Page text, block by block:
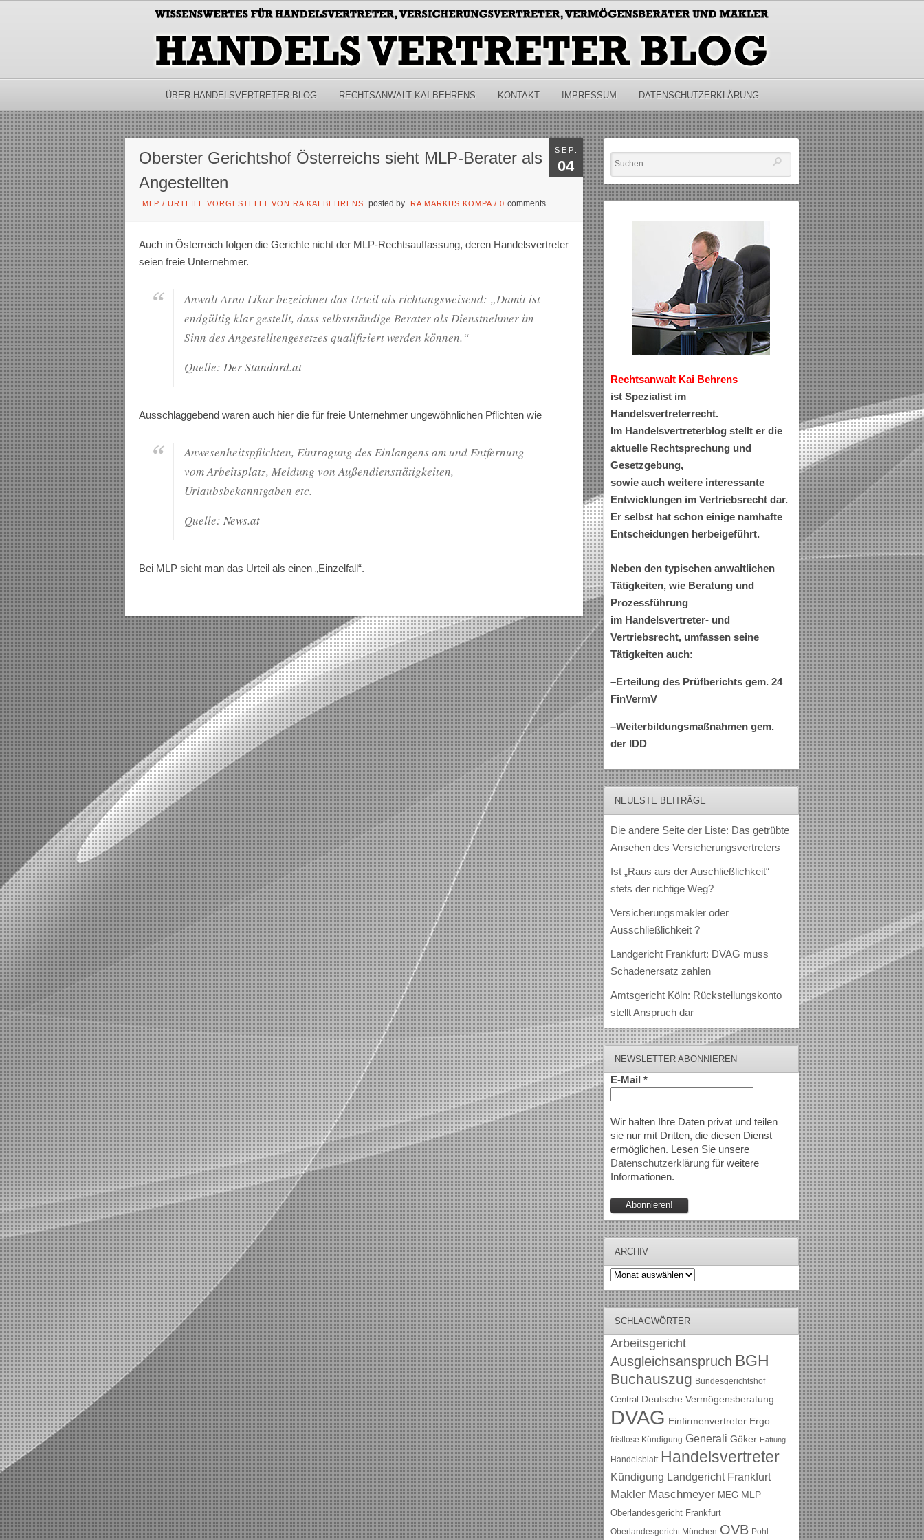
ÜBER HANDELSVERTRETER-BLOG RECHTSANWALT KAI BEHRENS KONTAKT IMPRESSUM DATENSCHUTZERKLÄRUNG
SEP.
04
Oberster Gerichtshof Österreichs sieht MLP-Berater als
Angestellten
MLP /URTEILE VORGESTELLT VON RA KAI BEHRENS posted by RA MARKUS KOMPA /0comments
Auch in Österreich folgen die Gerichte nicht der MLP-Rechtsauffassung, deren Handelsvertreter
seien freie Unternehmer.
Anwalt Arno Likar bezeichnet das Urteil als richtungsweisend: „Damit ist
endgültig klar gestellt, dass selbstständige Berater als Dienstnehmer im
Sinn des Angestelltengesetzes qualifiziert werden können.“
Quelle:Der Standard.at
Ausschlaggebend waren auch hier die für freie Unternehmer ungewöhnlichen Pflichten wie
Anwesenheitspflichten, Eintragung des Einlangens am und Entfernung
vom Arbeitsplatz, Meldung von Außendiensttätigkeiten,
Urlaubsbekanntgaben etc.
Quelle:News.at
Bei MLPsieht man das Urteil als einen „Einzelfall“.
Rechtsanwalt Kai Behrens
ist Spezialist im
Handelsvertreterrecht.
Im Handelsvertreterblog stellt er die
aktuelle Rechtsprechung und
Gesetzgebung,
sowie auch weitere interessante
Entwicklungen im Vertriebsrecht dar.
Er selbst hat schon einige namhafte
Entscheidungen herbeigeführt.
Neben den typischen anwaltlichen
Tätigkeiten, wie Beratung und
Prozessführung
im Handelsvertreter- und
Vertriebsrecht, umfassen seine
Tätigkeiten auch:
–Erteilung des Prüfberichts gem. 24
FinVermV
–Weiterbildungsmaßnahmen gem.
der IDD
NEUESTE BEITRÄGE
Die andere Seite der Liste: Das getrübte
Ansehen des Versicherungsvertreters
Ist „Raus aus der Auschließlichkeit“
stets der richtige Weg?
Versicherungsmakler oder
Ausschließlichkeit ?
Landgericht Frankfurt: DVAG muss
Schadenersatz zahlen
Amtsgericht Köln: Rückstellungskonto
stellt Anspruch dar
NEWSLETTER ABONNIEREN
E-Mail *
Wir halten Ihre Daten privat und teilen
sie nur mit Dritten, die diesen Dienst
ermöglichen. Lesen Sie unsere
Datenschutzerklärungfür weitere
Informationen.
ARCHIV
Archiv
SCHLAGWÖRTER
Arbeitsgericht
Ausgleichsanspruch BGH
Buchauszug Bundesgerichtshof
Central Deutsche Vermögensberatung
DVAG Einfirmenvertreter Ergo
fristlose Kündigung Generali Göker Haftung
Handelsblatt Handelsvertreter
Kündigung Landgericht Frankfurt
Makler Maschmeyer MEG MLP
Oberlandesgericht Frankfurt
Oberlandesgericht München OVB Pohl